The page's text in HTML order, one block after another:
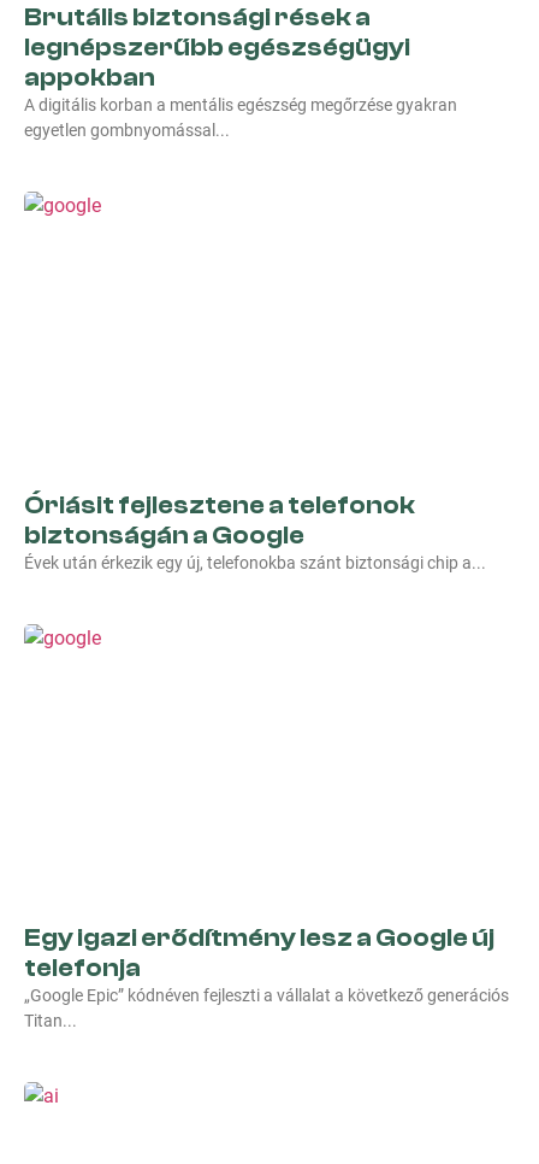
Brutális biztonsági rések a
legnépszerűbb egészségügyi
appokban
A digitális korban a mentális egészség megőrzése gyakran
egyetlen gombnyomással
Óriásit fejlesztene a telefonok
biztonságán a Google
Évek után érkezik egy új, telefonokba szánt biztonsági chip a
Egy igazi erődítmény lesz a Google új
telefonja
„Google Epic” kódnéven fejleszti a vállalat a következő generációs
Titan